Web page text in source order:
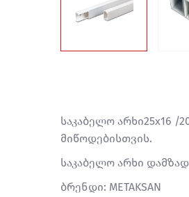
საკაბელო არხი25x16 /
მიწოდებისთვის.
საკაბელო არხი
ბრენდი: METAKSAN